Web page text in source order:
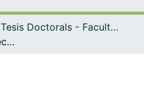
Navega per tot el DD
Tesis Doctorals - Facultat - Medicina
Acute and chronic effects of cannabinoids on human brain: gene-environment interactions related to psychiatric disorders